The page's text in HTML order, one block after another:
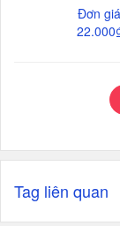
Đơn giá
Tag liên quan